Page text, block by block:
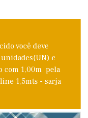
você deve
e
com 1,00m pela
1,5mts - sarja